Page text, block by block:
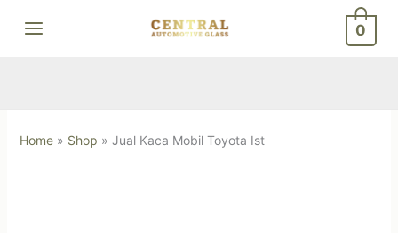
0
Home» Shop » Jual Kaca Mobil Toyota Ist